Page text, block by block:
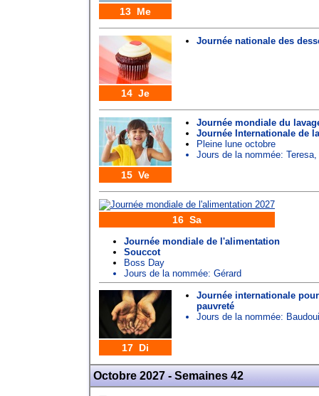
13 Me
14 Je
Journée nationale des
15 Ve
Journée mondiale du
Journée Internationale de
Pleine lune octobre
Jours de la nommée: Teresa,
16 Sa
Journée mondiale de l'alimentation
Souccot
Boss Day
Jours de la nommée: Gérard
17 Di
Journée internationale
pauvreté
Jours de la nommée:
Octobre 2027 - Semaines 42